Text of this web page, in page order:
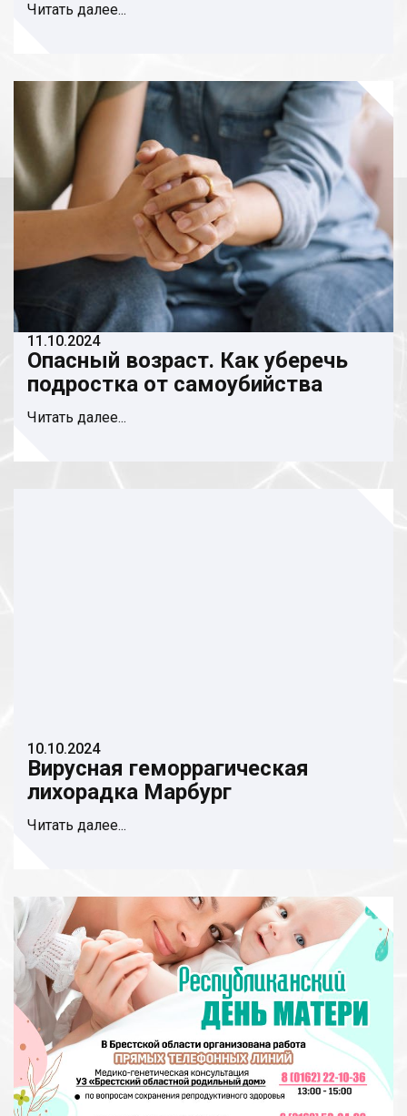
Читать далее...
11.10.2024
Опасный возраст. Как уберечь
подростка от самоубийства
Читать далее...
10.10.2024
Вирусная геморрагическая
лихорадка Марбург
Читать далее...